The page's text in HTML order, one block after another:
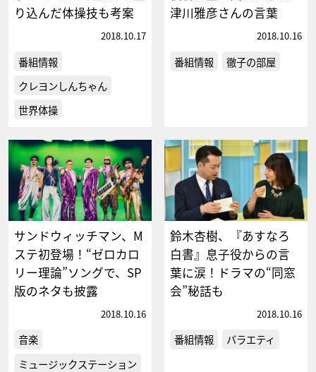
り込んだ体操技も考案
2018.10.17
番組情報
クレヨンしんちゃん
世界体操
津川雅彦さんの言葉
2018.10.16
番組情報 徹子の部屋
サンドウィッチマン、M
ステ初登場！“ゼロカロ
リー理論”ソングで、SP
版のネタも披露
2018.10.16
音楽
ミュージックステーション
鈴木杏樹、『あすなろ
白書』息子役からの言
葉に涙！ドラマの“同窓
会”秘話も
2018.10.16
番組情報 バラエティ